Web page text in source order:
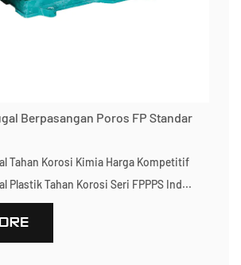
Berpasangan Poros FP Standar
Tahan Korosi Kimia Harga Kompetitif
Plastik Tahan Korosi Seri FPPPS Ind...